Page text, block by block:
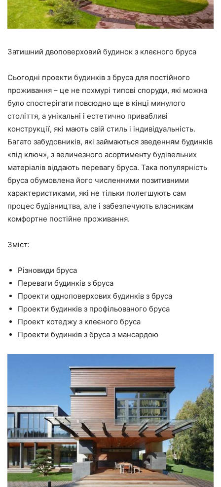
Затишний двоповерховий будинок з клеєного бруса
Сьогодні проекти будинків з бруса для постійного
проживання – це не похмурі типові споруди, які можна
було спостерігати повсюдно ще в кінці минулого
століття, а унікальні і естетично привабливі
конструкції, які мають свій стиль і індивідуальність.
Багато забудовників, які займаються зведенням будинків
«під ключ», з величезного асортименту будівельних
матеріалів віддають перевагу бруса. Така популярність
бруса обумовлена його численними позитивними
характеристиками, які не тільки полегшують сам
процес будівництва, але і забезпечують власникам
комфортне постійне проживання.
Зміст:
Різновиди бруса
Переваги будинків з бруса
Проекти одноповерхових будинків з бруса
Проекти будинків з профільованого бруса
Проект котеджу з клеєного бруса
Проекти будинків з бруса з мансардою